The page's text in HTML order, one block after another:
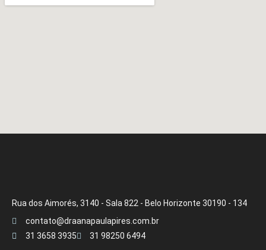
Rua dos Aimorés, 3140 - Sala 822 - Belo Horizonte 30190 - 134
contato@draanapaulapires.com.br
31 3658 3935
31 98250 6494